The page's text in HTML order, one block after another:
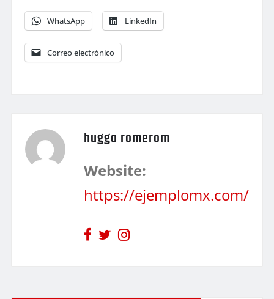
WhatsApp LinkedIn
Correo electrónico
huggo romerom
Website:
https://ejemplomx.com/